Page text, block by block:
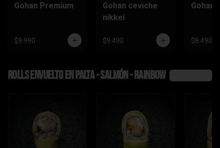
Gohan Premium
$9.990
Gohan ceviche
nikkei
$9.490
Gohan
$8.490
Rolls envuelto en palta - salmón - rainbow